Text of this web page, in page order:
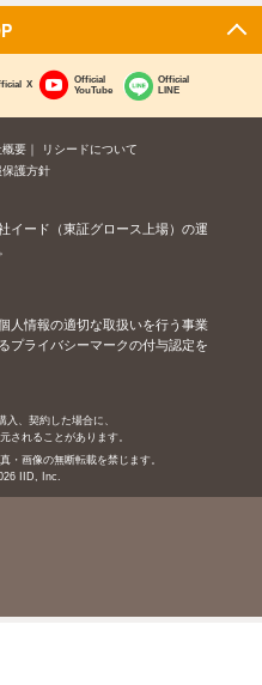
X
Official
YouTube
Official
LINE
概要
リシードについて
護方針
イード（東証グロース上場）の運
人情報の適切な取扱いを行う事業
プライバシーマークの付与認定を
、契約した場合に、
されることがあります。
・画像の無断転載を禁じます。
IID, Inc.